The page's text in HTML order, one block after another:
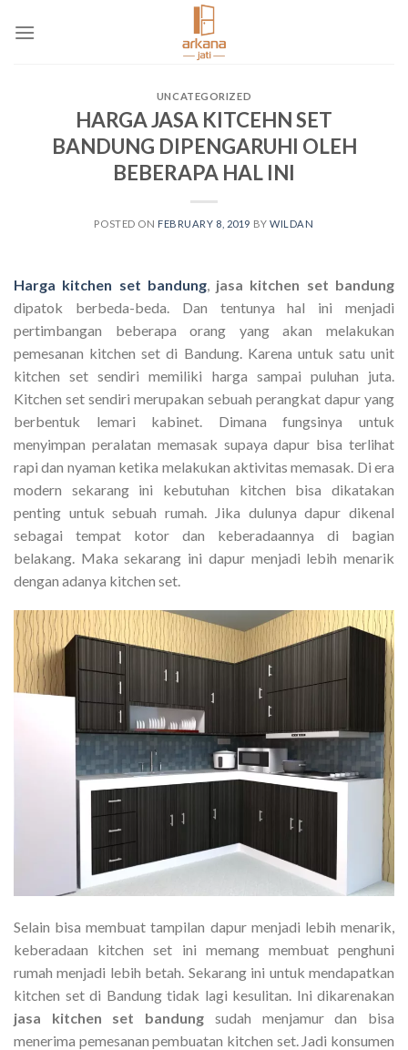
UNCATEGORIZED
HARGA JASA KITCEHN SET
BANDUNG DIPENGARUHI OLEH
BEBERAPA HAL INI
POSTED ON FEBRUARY 8, 2019 BYWILDAN
Harga kitchen set bandung, jasa kitchen set bandung
dipatok berbeda-beda. Dan tentunya hal ini menjadi
pertimbangan beberapa orang yang akan melakukan
pemesanan kitchen set di Bandung. Karena untuk satu unit
kitchen set sendiri memiliki harga sampai puluhan juta.
Kitchen set sendiri merupakan sebuah perangkat dapur yang
berbentuk lemari kabinet. Dimana fungsinya untuk
menyimpan peralatan memasak supaya dapur bisa terlihat
rapi dan nyaman ketika melakukan aktivitas memasak. Di era
modern sekarang ini kebutuhan kitchen bisa dikatakan
penting untuk sebuah rumah. Jika dulunya dapur dikenal
sebagai tempat kotor dan keberadaannya di bagian
belakang. Maka sekarang ini dapur menjadi lebih menarik
dengan adanya kitchen set.
Selain bisa membuat tampilan dapur menjadi lebih menarik,
keberadaan kitchen set ini memang membuat penghuni
rumah menjadi lebih betah. Sekarang ini untuk mendapatkan
kitchen set di Bandung tidak lagi kesulitan. Ini dikarenakan
jasa kitchen set bandung sudah menjamur dan bisa
menerima pemesanan pembuatan kitchen set. Jadi konsumen